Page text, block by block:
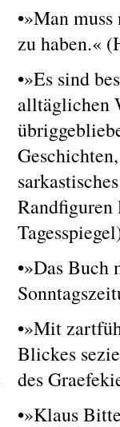
•»Man
zu haben.«
•»Es sind
alltäglichen
•»Das Buch
•»Mit
Blickes
des
•»Klaus